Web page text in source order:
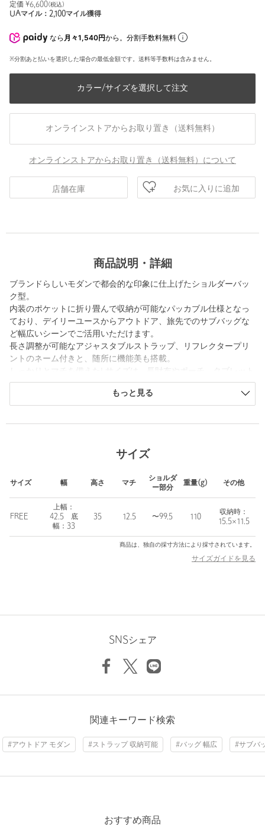
定価 ¥6,600(税込)
UAマイル： 2,100マイル獲得
なら 月々1,540円から。分割手数料無料
※分割あと払いを選択した場合の最低金額です。送料等手数料は含みません。
カラー/サイズを選択して注文
オンラインストアからお取り置き（送料無料）
オンラインストアからお取り置き（送料無料）について
店舗在庫 お気に入りに追加
商品説明・詳細
ブランドらしいモダンで都会的な印象に仕上げたショルダーバッ
ク型。
内装のポケットに折り畳んで収納が可能なパッカブル仕様となっ
ており、デイリーユースからアウトドア、旅先でのサブバッグな
ど幅広いシーンでご活用いただけます。
長さ調整が可能なアジャスタブルストラップ、リフレクタープリ
ントのネーム付きと、随所に機能美も搭載。
なども余裕で収納できる頼もしい容量です。
日常の必需品をスマートに整理し、必要なものへスムーズにアク
てきたのは、そんなスタンダードなバッグを作ろうということ。
ストリートファッションの発祥地として、世界中から人が訪れる
ようになったこの街から、次の時代へ向けてニュースタンダード
を生み出すために2019年10月、RAMIDUSは生まれました。
※商品に「取り扱い上の注意書き」、「洗濯表示」がございます
店舗へお問い合わせの際は、全国のBEAUTY&YOUTH各店舗まで
下記の品名/品番をお申し付けください。
品名：RAMIDUS SHOULDER BAG L 品番：83325000027
返品 対象商品 返品等について
バッグ | ショルダーバッグ
もっと見る
サイズ
サイズ 幅 高さ マチ
ショルダ
ー部分
重量(g) その他
FREE
上幅：
42.5 底
幅：33
35 12.5 〜99.5 110
収納時：
15.5×11.5
商品は、独自の採寸方法により採寸されています。
サイズガイドを見る
SNSシェア
関連キーワード検索
#アウトドア モダン #ストラップ 収納可能 #バッグ 幅広 #サブバ
おすすめ商品